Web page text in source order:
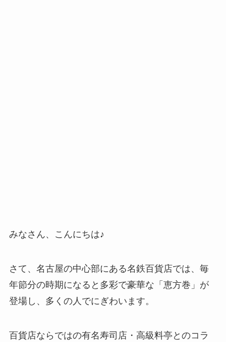
みなさん、こんにちは♪
さて、名古屋の中心部にある名鉄百貨店では、毎
年節分の時期になると多彩で豪華な「恵方巻」が
登場し、多くの人でにぎわいます。
百貨店ならではの有名寿司店・高級料亭とのコラ